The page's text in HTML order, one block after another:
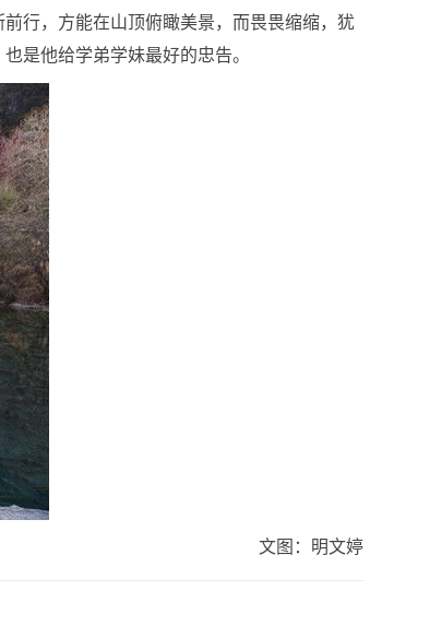
行，方能在山顶俯瞰美景，而畏畏缩缩，犹
是他给学弟学妹最好的忠告。
文图：明文婷